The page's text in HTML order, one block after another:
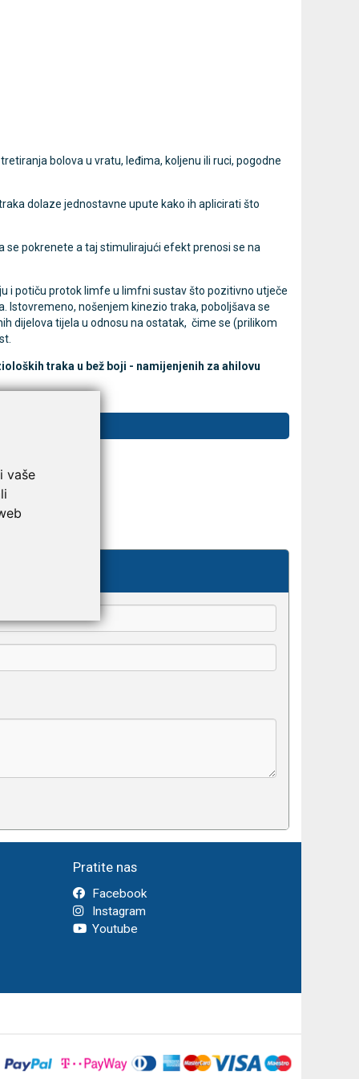
vaše
bolova u vratu, leđima, koljenu ili ruci, pogodne
dolaze jednostavne upute kako ih aplicirati što
se pokrenete a taj stimulirajući efekt prenosi se na
i potiču protok limfe u limfni sustav što pozitivno utječe
Istovremeno, nošenjem kinezio traka, poboljšava se
dijelova tijela u odnosu na ostatak, čime se (prilikom
traka u bež boji - namijenjenih za ahilovu
odaberu.
Pratite nas
Facebook
Instagram
Youtube